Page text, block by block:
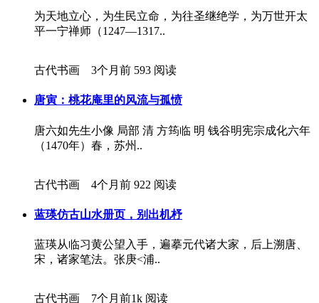
为天地立心，为生民立命，为往圣继绝学，为万世开太
平一宁禅师（1247—1317..
古代书画 3个月前 593 阅读
唐寅：桃花庵里的风流与孤愤
唐六如先生小像 局部 清 方筠临 明 钱谷明宪宗成化六年
（1470年）春，苏州..
古代书画 4个月前 922 阅读
蓝瑛仿古山水册页，别出机杼
蓝瑛从临习黄公望入手，遍摹元代诸大家，后上溯唐、
宋，诸家笔法。张庚<浦..
古代书画 7个月前1k 阅读